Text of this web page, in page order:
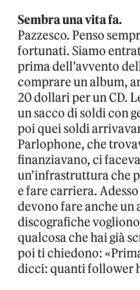
Sembra una vita fa.
Pazzesco. Penso
fortunati. Siamo
prima dell’avvento
comprare un album,
20 dollari per un CD.
un sacco di soldi con
poi quei soldi
Parlophone, che
finanziavano, ci
un’infrastruttura che
e fare carriera.
devono fare anche un
discografiche
qualcosa che hai già
poi ti chiedono:
dicci: quanti follower